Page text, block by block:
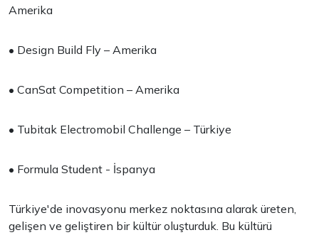
Amerika
• Design Build Fly – Amerika
• CanSat Competition – Amerika
• Tubitak Electromobil Challenge – Türkiye
• Formula Student - İspanya
Türkiye'de inovasyonu merkez noktasına alarak üreten,
gelişen ve geliştiren bir kültür oluşturduk. Bu kültürü